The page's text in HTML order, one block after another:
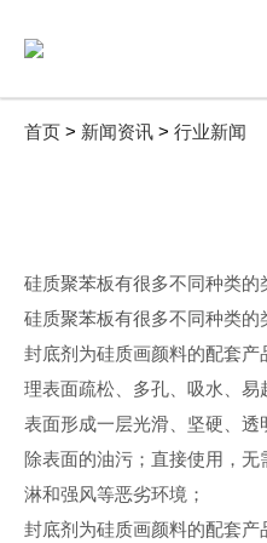
首页 > 新闻资讯 > 行业新闻
硅质聚苯板有很多不同种类
硅质聚苯板有很多不同种类
封底剂为硅质画颜料的配套
理表面疏松、多孔、吸水、
表面形成一层光滑、坚硬、
除表面的油污；直接使用，
淋和强风等恶劣环境；
封底剂为硅质画颜料的配套